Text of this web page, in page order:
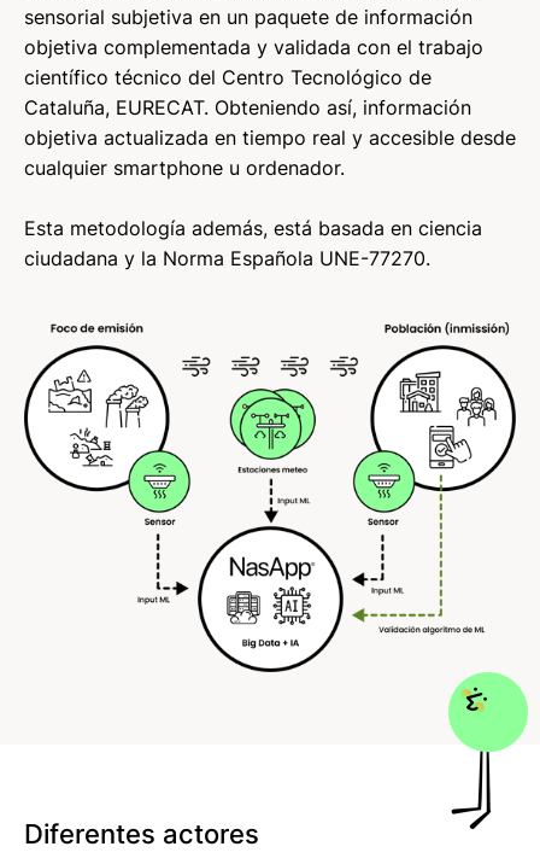
sensorial subjetiva en un paquete de información
objetiva complementada y validada con el trabajo
científico técnico del Centro Tecnológico de
Cataluña, EURECAT. Obteniendo así, información
objetiva actualizada en tiempo real y accesible desde
cualquier smartphone u ordenador.
Esta metodología además, está basada en ciencia
ciudadana y la Norma Española UNE-77270.
Diferentes actores